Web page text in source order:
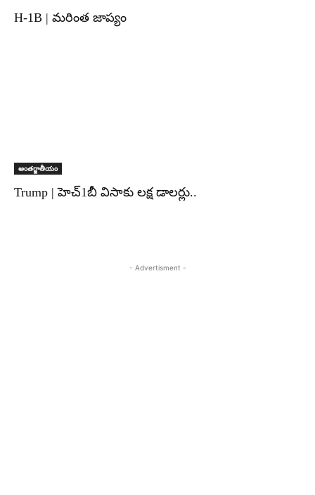
H-1B | మరింత జాప్యం
అంతర్జాతీయం
Trump | హెచ్1బీ విసాకు లక్ష డాలర్లు..
- Advertisment -